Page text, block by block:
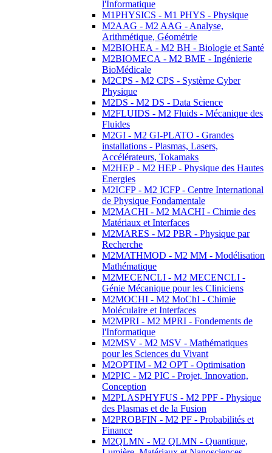
l'Informatique
M1PHYSICS - M1 PHYS - Physique
M2AAG - M2 AAG - Analyse,
Arithmétique, Géométrie
M2BIOHEA - M2 BH - Biologie et Santé
M2BIOMECA - M2 BME - Ingénierie
BioMédicale
M2CPS - M2 CPS - Système Cyber
Physique
M2DS - M2 DS - Data Science
M2FLUIDS - M2 Fluids - Mécanique des
Fluides
M2GI - M2 GI-PLATO - Grandes
installations - Plasmas, Lasers,
Accélérateurs, Tokamaks
M2HEP - M2 HEP - Physique des Hautes
Energies
M2ICFP - M2 ICFP - Centre International
de Physique Fondamentale
M2MACHI - M2 MACHI - Chimie des
Matériaux et Interfaces
M2MARES - M2 PBR - Physique par
Recherche
M2MATHMOD - M2 MM - Modélisation
Mathématique
M2MECENCLI - M2 MECENCLI -
Génie Mécanique pour les Cliniciens
M2MOCHI - M2 MoChI - Chimie
Moléculaire et Interfaces
M2MPRI - M2 MPRI - Fondements de
l'Informatique
M2MSV - M2 MSV - Mathématiques
pour les Sciences du Vivant
M2OPTIM - M2 OPT - Optimisation
M2PIC - M2 PIC - Projet, Innovation,
Conception
M2PLASPHYFUS - M2 PPF - Physique
des Plasmas et de la Fusion
M2PROBFIN - M2 PF - Probabilités et
Finance
M2QLMN - M2 QLMN - Quantique,